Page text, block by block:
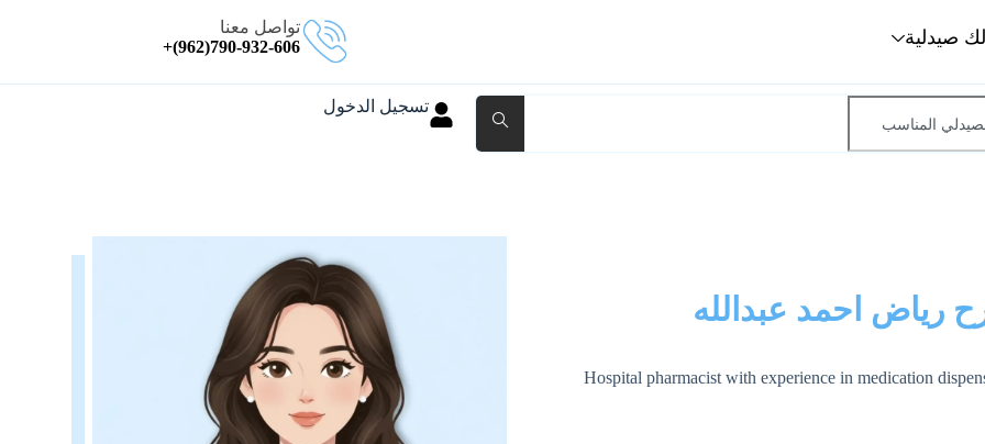
صيدلية
تواصل معنا
790-932-606(962)+
تسجيل الدخول
رياض احمد عبدالله
Hospital pharmacist with experience in medication